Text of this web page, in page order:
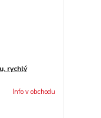
rychlý
Info v obchodu